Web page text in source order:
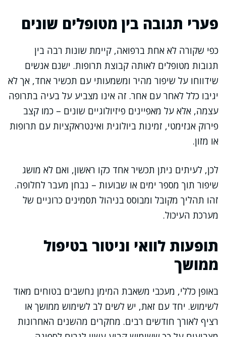
פערי תגובה בין מטופלים שונים
כפי שקורה לא אחת ברפואה, קיימת שונות רבה בין
תגובות מטופלים לאותה קבוצת תרופות. ישנם אנשים
שידווחו על שיפור מהיר ומשמעותי עם תכשיר אחד, אך לא
יגיבו כלל לאחר עם אחר. זה אינו מצביע על בעיה בתרופה
עצמה, אלא על מאפיינים פיזיולוגיים שונים – כמו קצב
פירוק אנזימטי, זמינות ביולוגית ואינטראקציות עם תרופות
או מזון.
לכן, לעיתים ניתן תכשיר אחד כקו ראשון, ואם לא מושג
שיפור תוך מספר ימים או שבועות – נבחן מעבר לחלופה.
זהו תהליך מקובל ומבוסס בניהול תסמינים כרוניים של
מערכת העיכול.
תופעות לוואי וניטור בטיפול
ממושך
באופן כללי, מעכבי משאבת המימן נחשבים בטוחים מאוד
לשימוש. יחד עם זאת, יש לשים לב לשימוש ממושך או
רציף לאורך חודשים רבים. מחקרים מהשנים האחרונות